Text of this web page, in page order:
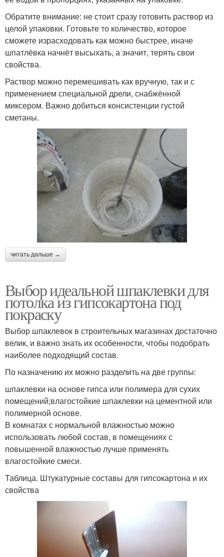
Обратите внимание: не стоит сразу готовить раствор из
целой упаковки. Готовьте то количество, которое
сможете израсходовать как можно быстрее, иначе
шпатлёвка начнёт высыхать, а значит, терять свои
свойства.
Раствор можно перемешивать как вручную, так и с
применением специальной дрели, снабжённой
миксером. Важно добиться консистенции густой
сметаны.
читать дальше →
Выбор идеальной шпаклевки для
потолка из гипсокартона под
покраску
Выбор шпаклевок в строительных магазинах достаточно
велик, и важно знать их особенности, чтобы подобрать
наиболее подходящий состав.
По назначению их можно разделить на две группы:
шпаклевки на основе гипса или полимера для сухих
помещений;влагостойкие шпаклевки на цементной или
полимерной основе.
В комнатах с нормальной влажностью можно
использовать любой состав, в помещениях с
повышенной влажностью лучше применять
влагостойкие смеси.
Таблица. Штукатурные составы для гипсокартона и их
свойства